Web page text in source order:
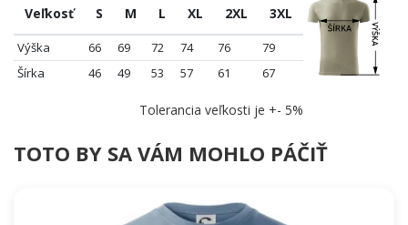
Veľkosť S M L XL 2XL 3XL
Výška 66 69 72 74 76
79
Šírka
46 49 53 57 61 67
Tolerancia veľkosti je +- 5%
TOTO BY SA VÁM MOHLO PÁČIŤ